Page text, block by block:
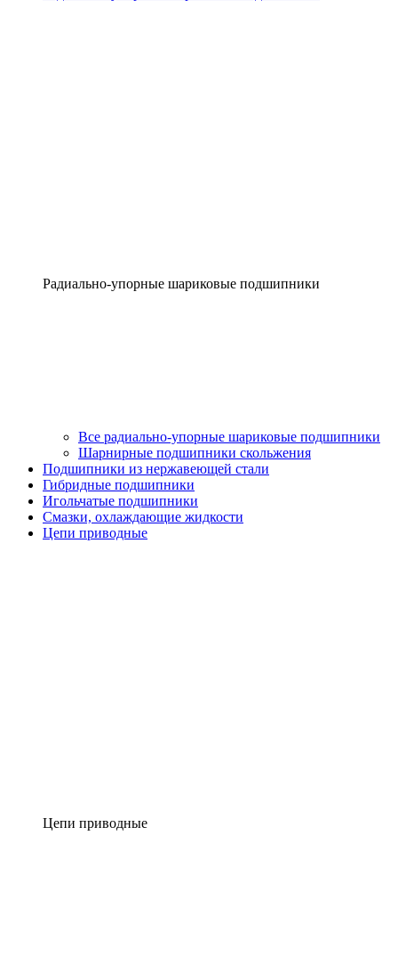
Радиально-упорные шариковые подшипники
Все радиально-упорные шариковые подшипники
Шарнирные подшипники скольжения
Подшипники из нержавеющей стали
Гибридные подшипники
Игольчатые подшипники
Смазки, охлаждающие жидкости
Цепи приводные
Цепи приводные